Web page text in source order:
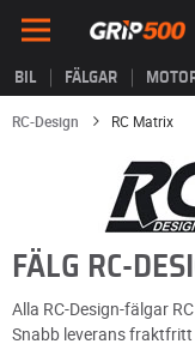
BIL FÄLGAR
RC-Design RC Matrix
FÄLG RC-
Alla RC-Design-fälgar
Snabb leverans fraktfritt